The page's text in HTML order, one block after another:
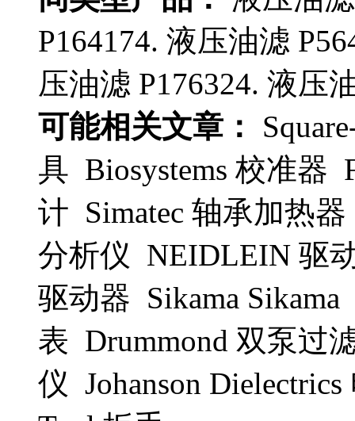
P164174. 液压油滤
压油滤 P176324. 液压
可能相关文章：
具 Biosystems 校准器
计 Simatec 轴承加热
分析仪 NEIDLEIN 驱
驱动器 Sikama
表 Drummond 双泵过
仪 Johanson